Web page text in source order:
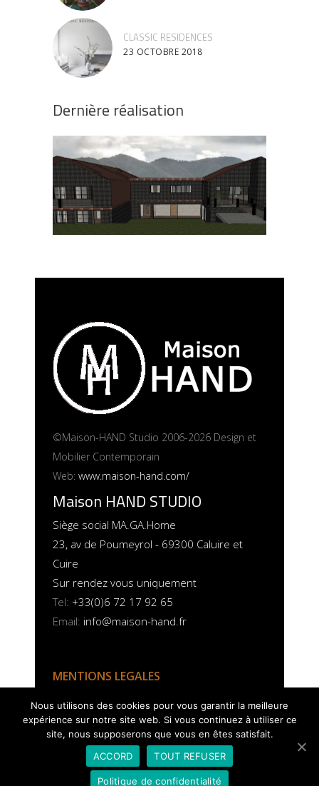
CLASSIC RESIDENCES
23 OCTOBRE 2018
Dernière réalisation
©Maison-HAND Studio 2006-2026 Design et
Mobilier Contemporain
Web: www.maison-hand.com/
Maison HAND STUDIO
Siège social MA.GA.Home
23, av de Poumeyrol - 69300 Caluire et
Cuire
Sur rendez vous uniquement
Tel: +33(0)6 72 17 92 65
Email: info@maison-hand.fr
MENTIONS LEGALES
Nous utilisons des cookies pour vous garantir la meilleure
expérience sur notre site web. Si vous continuez à utiliser ce
site, nous supposerons que vous en êtes satisfait.
ACCORD
TOUT REFUSER
Politique de confidentialité